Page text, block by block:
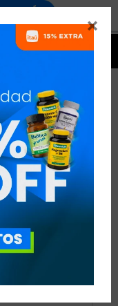

FILTROS
RECOMENDADOS